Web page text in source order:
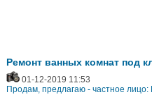
Ремонт ванных комнат под
01-12-2019 11:53
Продам, предлагаю - частное